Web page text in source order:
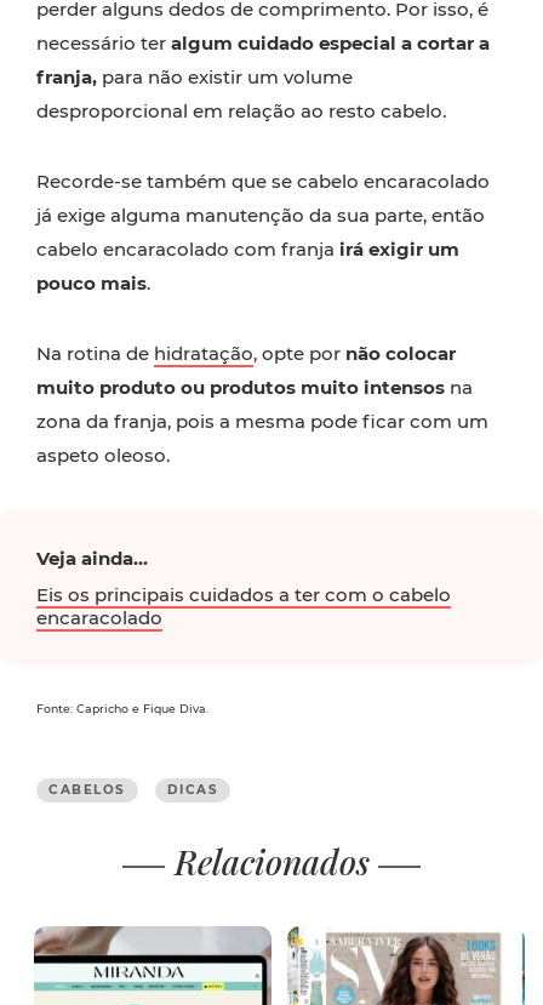
perder alguns dedos de comprimento. Por isso, é
necessário ter algum cuidado especial a cortar a
franja, para não existir um volume
desproporcional em relação ao resto cabelo.
Recorde-se também que se cabelo encaracolado
já exige alguma manutenção da sua parte, então
cabelo encaracolado com franja irá exigir um
pouco mais.
Na rotina de hidratação, opte por não colocar
muito produto ou produtos muito intensos na
zona da franja, pois a mesma pode ficar com um
aspeto oleoso.
Veja ainda...
Eis os principais cuidados a ter com o cabelo
encaracolado
Fonte: Capricho e Fique Diva.
CABELOS DICAS
Relacionados